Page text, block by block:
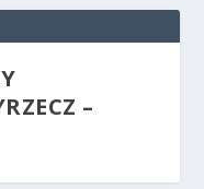
–